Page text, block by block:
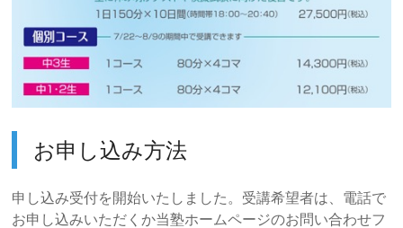
お申し込み方法
申し込み受付を開始いたしました。受講希望者は、電話で
お申し込みいただくか当塾ホームページのお問い合わせフ